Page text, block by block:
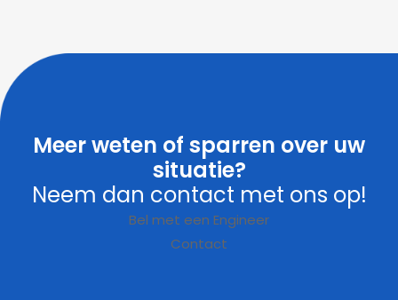
Meer weten of sparren over uw
situatie?
Neem dan contact met ons op!
Bel met een Engineer
Contact